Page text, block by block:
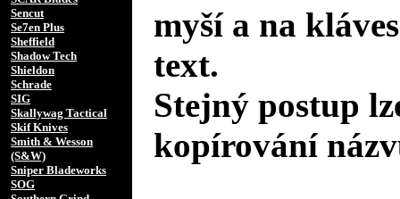
Sencut
Se7en Plus
Sheffield
Shadow Tech
Shieldon
Schrade
SIG
Skallywag Tactical
Skif Knives
Smith & Wesson
(S&W)
Sniper Bladeworks
SOG
myší a na
text.
Stejný postup
kopírování